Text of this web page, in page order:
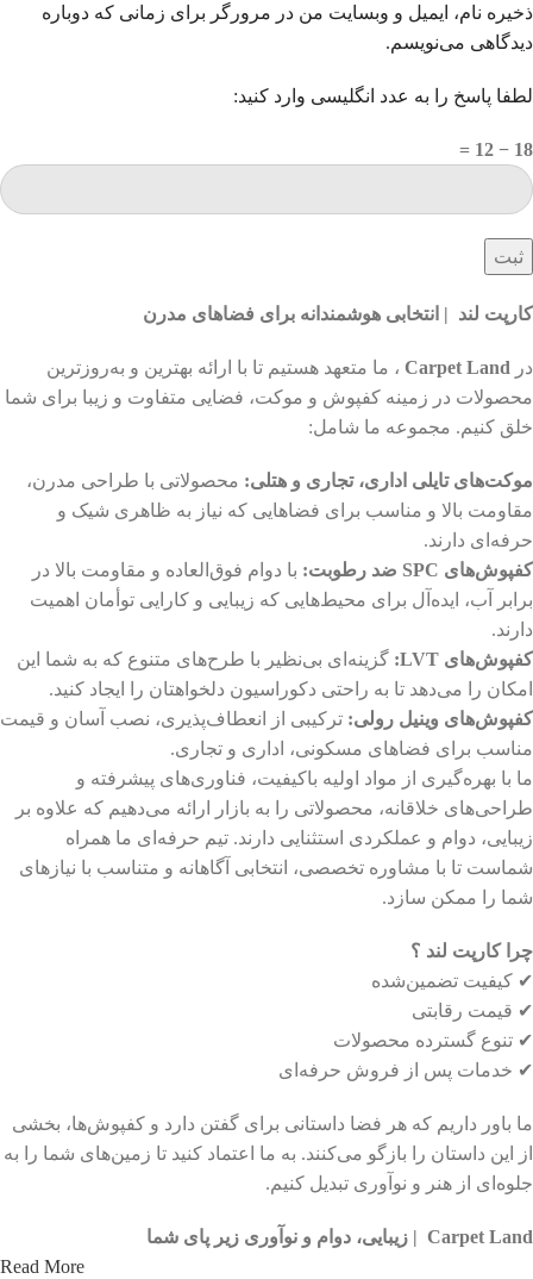
ذخیره نام، ایمیل و وبسایت من در مرورگر برای زمانی که دوباره
دیدگاهی می‌نویسم.
لطفا پاسخ را به عدد انگلیسی وارد کنید:
18 − 12 =
کارپت لند | انتخابی هوشمندانه برای فضاهای مدرن
در Carpet Land ، ما متعهد هستیم تا با ارائه بهترین و به‌روزترین
محصولات در زمینه کفپوش و موکت، فضایی متفاوت و زیبا برای شما
خلق کنیم. مجموعه ما شامل:
موکت‌های تایلی اداری، تجاری و هتلی: محصولاتی با طراحی مدرن،
مقاومت بالا و مناسب برای فضاهایی که نیاز به ظاهری شیک و
حرفه‌ای دارند.
کفپوش‌های SPC ضد رطوبت:
با دوام فوق‌العاده و مقاومت بالا در
برابر آب، ایده‌آل برای محیط‌هایی که زیبایی و کارایی توأمان اهمیت
دارند.
کفپوش‌های LVT:
گزینه‌ای بی‌نظیر با طرح‌های متنوع که به شما این
امکان را می‌دهد تا به راحتی دکوراسیون دلخواهتان را ایجاد کنید.
کفپوش‌های وینیل رولی: ترکیبی از انعطاف‌پذیری، نصب آسان و قیمت
مناسب برای فضاهای مسکونی، اداری و تجاری.
ما با بهره‌گیری از مواد اولیه باکیفیت، فناوری‌های پیشرفته و
طراحی‌های خلاقانه، محصولاتی را به بازار ارائه می‌دهیم که علاوه بر
زیبایی، دوام و عملکردی استثنایی دارند. تیم حرفه‌ای ما همراه
شماست تا با مشاوره تخصصی، انتخابی آگاهانه و متناسب با نیازهای
شما را ممکن سازد.
چرا کارپت لند ؟
✔ کیفیت تضمین‌شده
✔ قیمت رقابتی
✔ تنوع گسترده محصولات
✔ خدمات پس از فروش حرفه‌ای
ما باور داریم که هر فضا داستانی برای گفتن دارد و کفپوش‌ها، بخشی
از این داستان را بازگو می‌کنند. به ما اعتماد کنید تا زمین‌های شما را به
جلوه‌ای از هنر و نوآوری تبدیل کنیم.
Carpet Land | زیبایی، دوام و نوآوری زیر پای شما
Read More